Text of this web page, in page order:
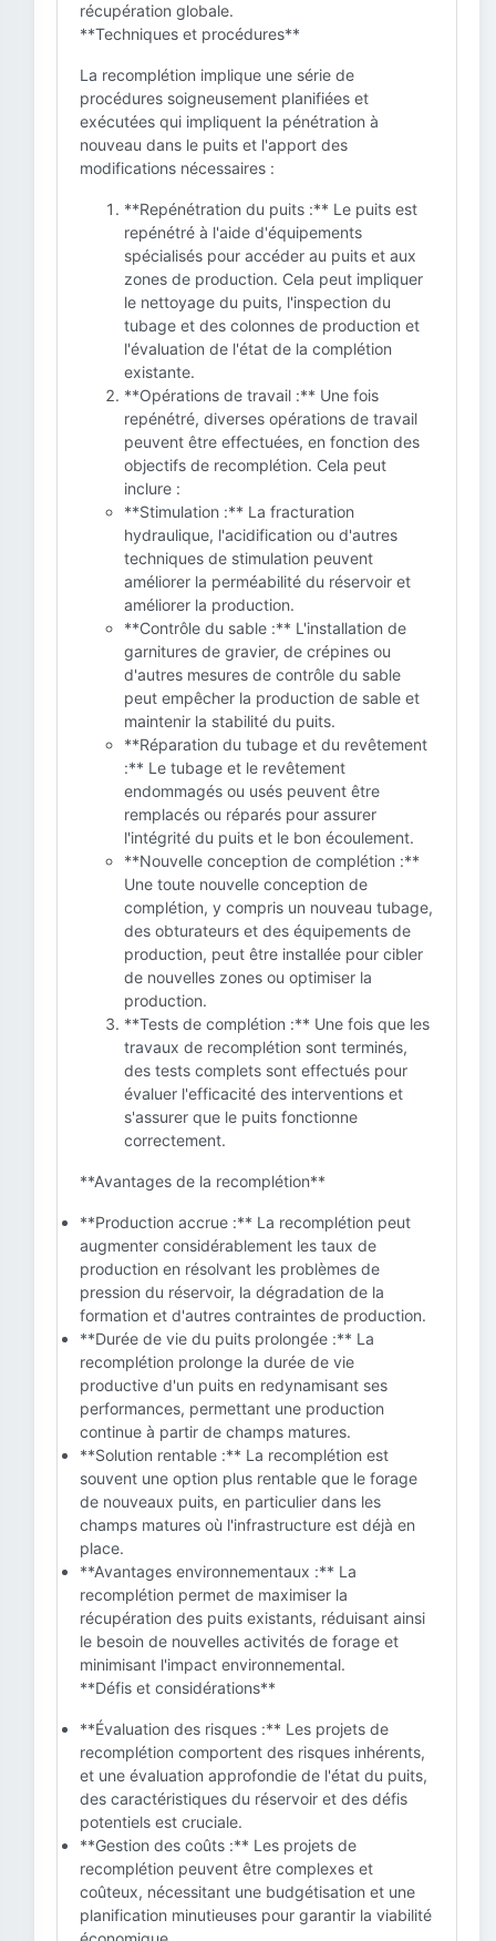
récupération globale.
**Techniques et procédures**
La recomplétion implique une série de
procédures soigneusement planifiées et
exécutées qui impliquent la pénétration à
nouveau dans le puits et l'apport des
modifications nécessaires :
**Repénétration du puits :** Le puits est
repénétré à l'aide d'équipements
spécialisés pour accéder au puits et aux
zones de production. Cela peut impliquer
le nettoyage du puits, l'inspection du
tubage et des colonnes de production et
l'évaluation de l'état de la complétion
existante.
**Opérations de travail :** Une fois
repénétré, diverses opérations de travail
peuvent être effectuées, en fonction des
objectifs de recomplétion. Cela peut
inclure :
**Stimulation :** La fracturation
hydraulique, l'acidification ou d'autres
techniques de stimulation peuvent
améliorer la perméabilité du réservoir et
améliorer la production.
**Contrôle du sable :** L'installation de
garnitures de gravier, de crépines ou
d'autres mesures de contrôle du sable
peut empêcher la production de sable et
maintenir la stabilité du puits.
**Réparation du tubage et du revêtement
:** Le tubage et le revêtement
endommagés ou usés peuvent être
remplacés ou réparés pour assurer
l'intégrité du puits et le bon écoulement.
**Nouvelle conception de complétion :**
Une toute nouvelle conception de
complétion, y compris un nouveau tubage,
des obturateurs et des équipements de
production, peut être installée pour cibler
de nouvelles zones ou optimiser la
production.
**Tests de complétion :** Une fois que les
travaux de recomplétion sont terminés,
des tests complets sont effectués pour
évaluer l'efficacité des interventions et
s'assurer que le puits fonctionne
correctement.
**Avantages de la recomplétion**
**Production accrue :** La recomplétion peut
augmenter considérablement les taux de
production en résolvant les problèmes de
pression du réservoir, la dégradation de la
formation et d'autres contraintes de production.
**Durée de vie du puits prolongée :** La
recomplétion prolonge la durée de vie
productive d'un puits en redynamisant ses
performances, permettant une production
continue à partir de champs matures.
**Solution rentable :** La recomplétion est
souvent une option plus rentable que le forage
de nouveaux puits, en particulier dans les
champs matures où l'infrastructure est déjà en
place.
**Avantages environnementaux :** La
recomplétion permet de maximiser la
récupération des puits existants, réduisant ainsi
le besoin de nouvelles activités de forage et
minimisant l'impact environnemental.
**Défis et considérations**
**Évaluation des risques :** Les projets de
recomplétion comportent des risques inhérents,
et une évaluation approfondie de l'état du puits,
des caractéristiques du réservoir et des défis
potentiels est cruciale.
**Gestion des coûts :** Les projets de
recomplétion peuvent être complexes et
coûteux, nécessitant une budgétisation et une
planification minutieuses pour garantir la viabilité